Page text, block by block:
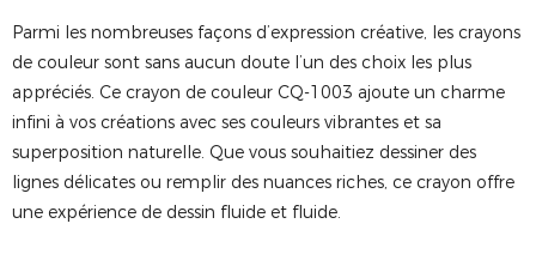
Parmi les nombreuses façons d’expression créative, les crayons
de couleur sont sans aucun doute l’un des choix les plus
appréciés. Ce crayon de couleur CQ-1003 ajoute un charme
infini à vos créations avec ses couleurs vibrantes et sa
superposition naturelle. Que vous souhaitiez dessiner des
lignes délicates ou remplir des nuances riches, ce crayon offre
une expérience de dessin fluide et fluide.